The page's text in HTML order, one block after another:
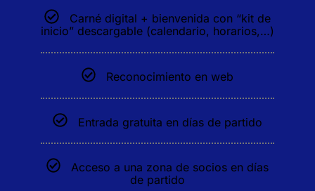
Carné digital + bienvenida con “kit de
inicio” descargable (calendario, horarios,…)
Reconocimiento en web
Entrada gratuita en días de partido
Acceso a una zona de socios en días
de partido